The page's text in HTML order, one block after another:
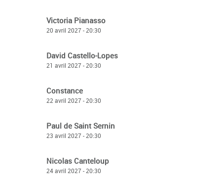
Victoria Pianasso
20 avril 2027 - 20:30
David Castello-Lopes
21 avril 2027 - 20:30
Constance
22 avril 2027 - 20:30
Paul de Saint Sernin
23 avril 2027 - 20:30
Nicolas Canteloup
24 avril 2027 - 20:30